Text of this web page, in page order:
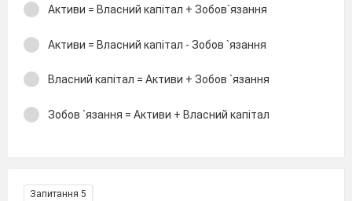
Активи = Власний капітал + Зобов`язання
Активи = Власний капітал - Зобов `язання
Власний капітал = Активи + Зобов `язання
Зобов `язання = Активи + Власний капітал
Запитання 5